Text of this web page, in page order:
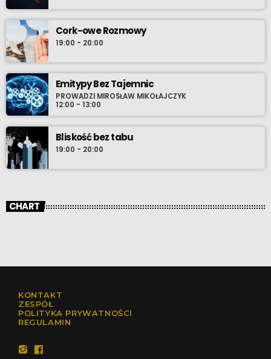
Cork-owe Rozmowy
19:00 - 20:00
Emitypy Bez Tajemnic
PROWADZI MIROSŁAW MIKOŁAJCZYK
12:00 - 13:00
Bliskość bez tabu
19:00 - 20:00
CHART
KONTAKT
ZESPÓŁ
POLITYKA PRYWATNOŚCI
REGULAMIN